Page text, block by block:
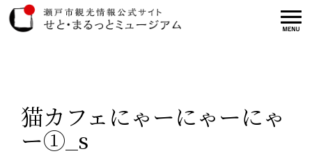
猫カフェにゃーにゃーにゃ
ー①_s